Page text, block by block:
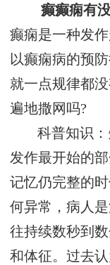
癫癫痫有
癫痫是一种发
以癫痫病的预
就一点规律都
遍地撒网吗?
科普知识
发作最开始的
记忆仍完整的
何异常，病人
往持续数秒到
和体征。过去